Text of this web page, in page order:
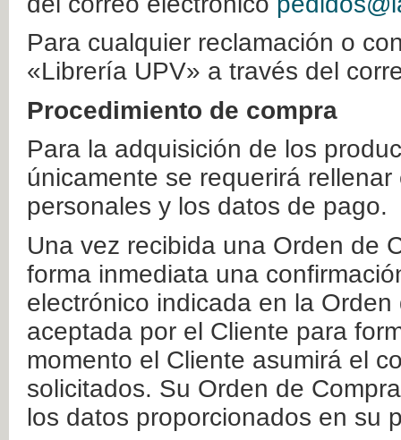
Para cualquier reclamación o
«Librería UPV» a través del
Procedimiento de compra
Para la adquisición de los
únicamente se requerirá
personales y los datos de pago.
Una vez recibida una Orden de
forma inmediata una
electrónico indicada en la
aceptada por el Cliente para
momento el Cliente asumirá el
solicitados. Su Orden de
los datos proporcionados en su